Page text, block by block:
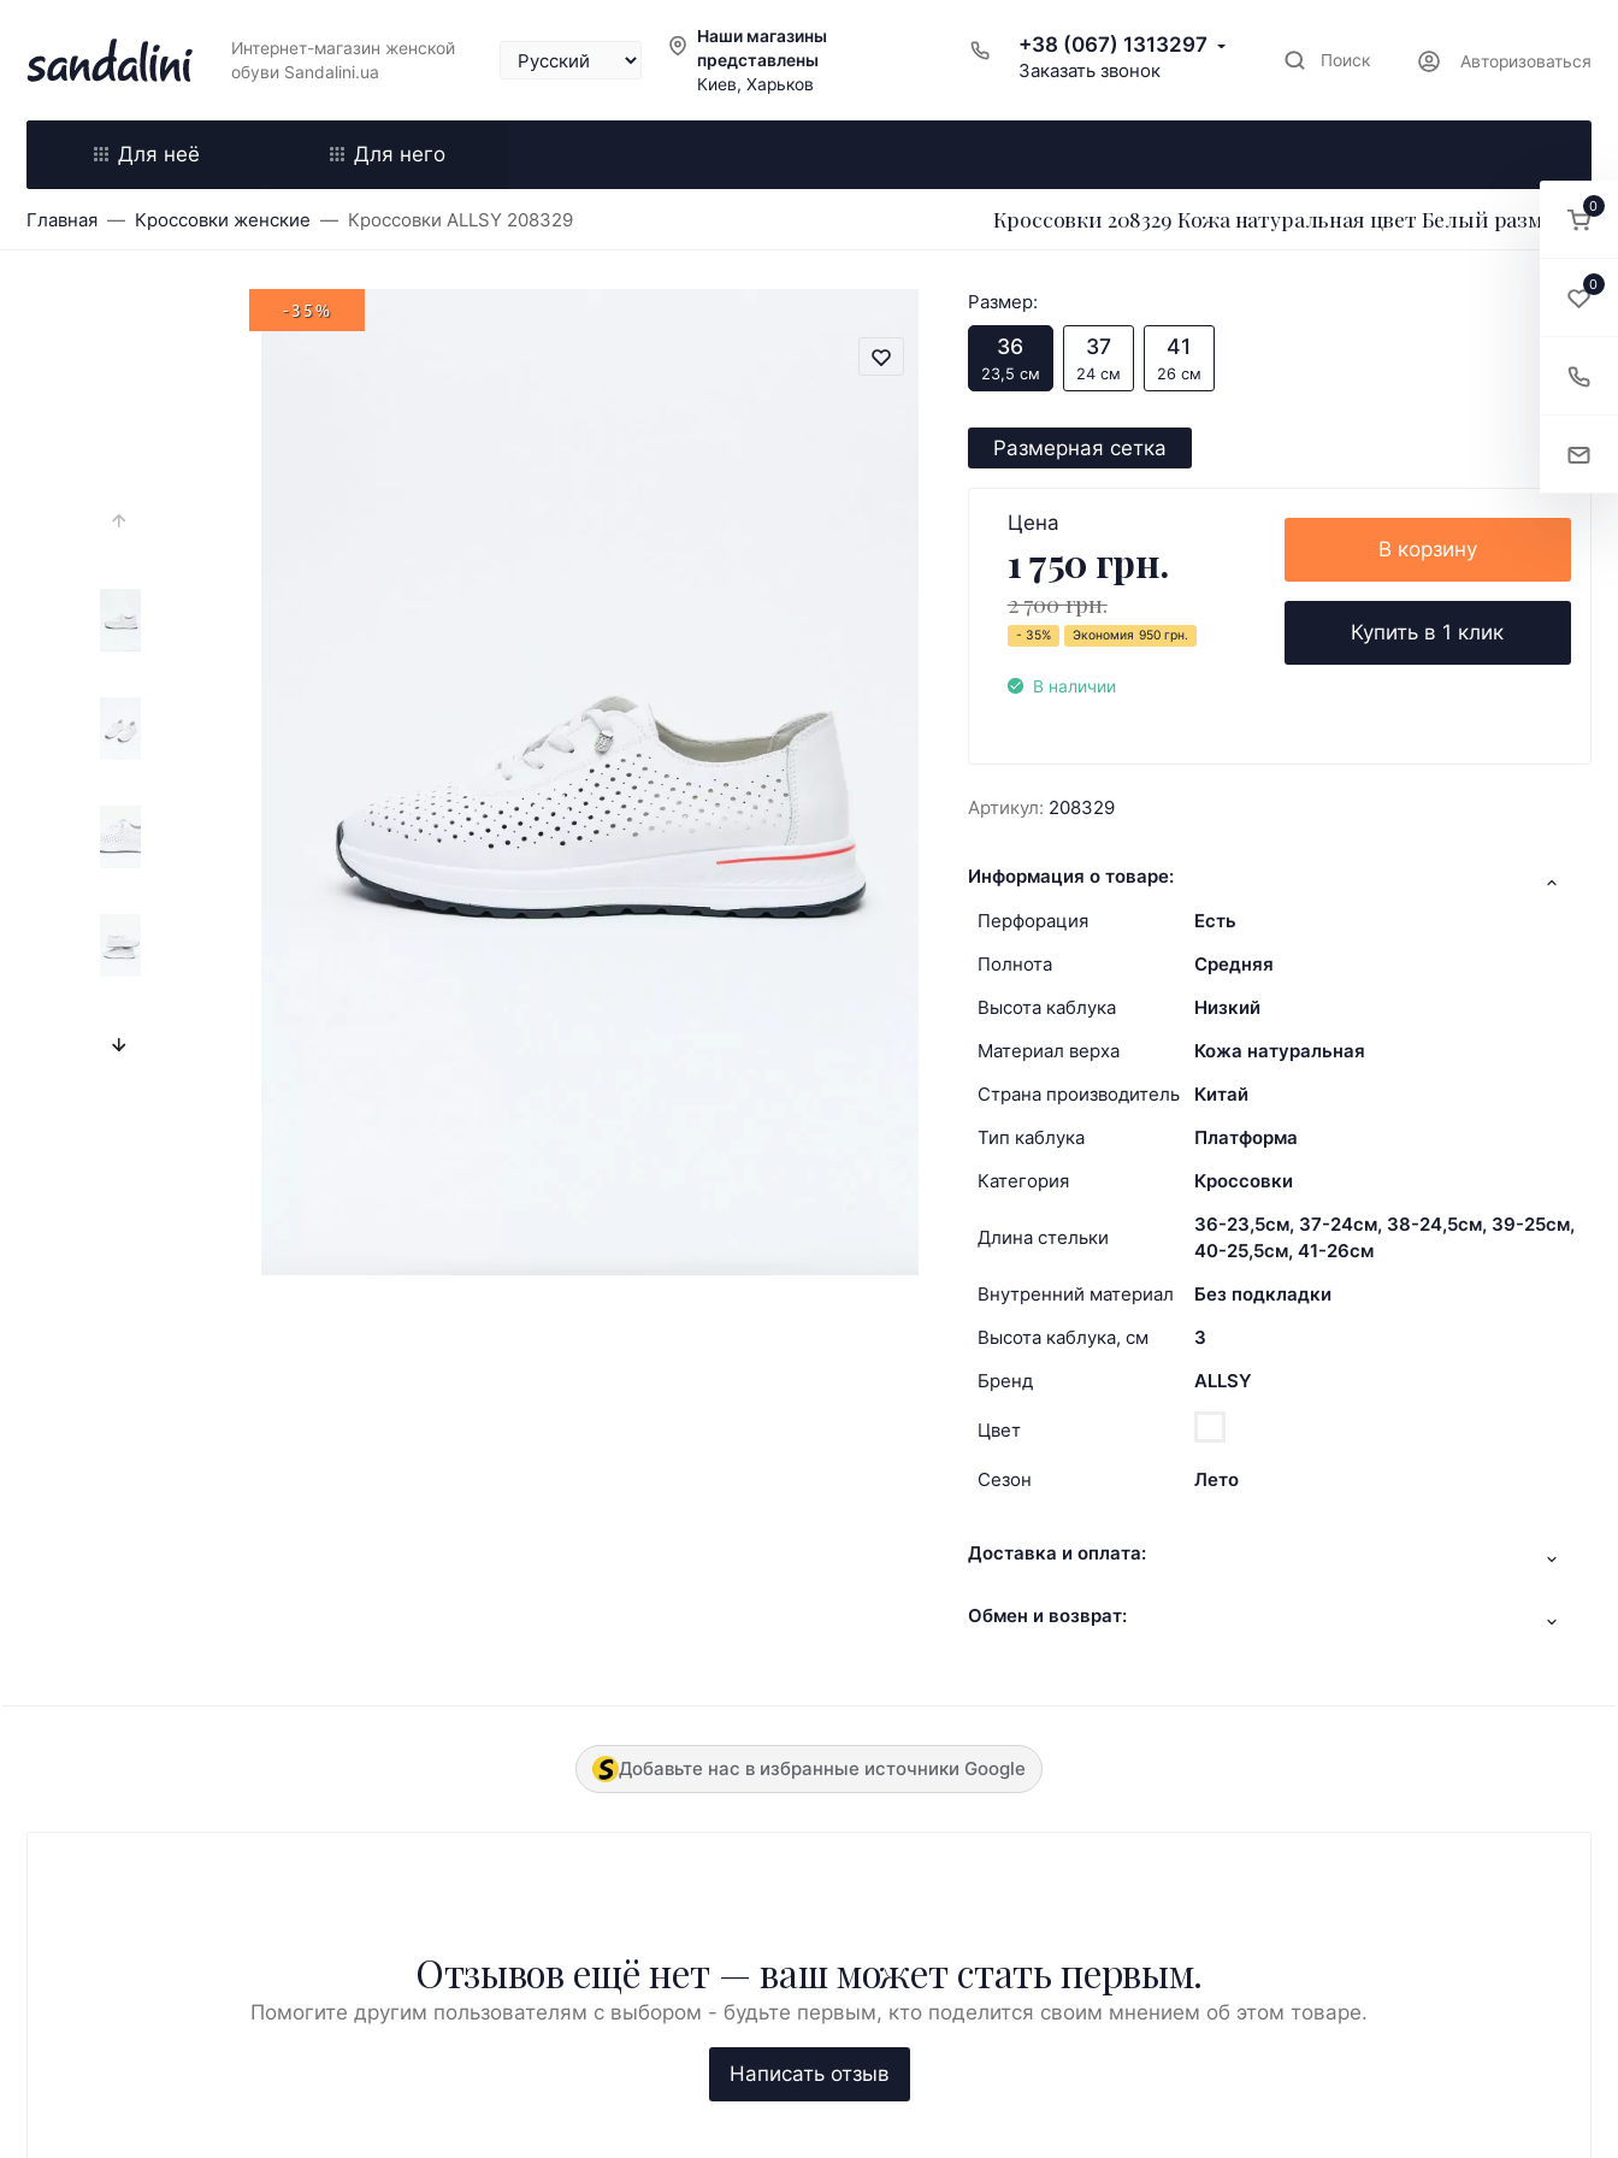
Интернет-магазин женской
обуви Sandalini.ua
Наши магазины
представлены
Киев, Харьков
+38 (067) 1313297
Заказать звонок Поиск Авторизоваться
Для неё Для него
Главная Кроссовки женские Кроссовки ALLSY 208329 Кроссовки 208329 Кожа натуральная цвет Белый размер 36
-35% Размер:
36
23,5 см
37
24 см
41
26 см
Размерная сетка
Цена
1 750 грн.
2 700 грн.
- 35% Экономия 950 грн.
В наличии
В корзину
Купить в 1 клик
Артикул: 208329
Информация о товаре:
Перфорация
Есть
Полнота
Средняя
Высота каблука
Низкий
Материал верха
Кожа натуральная
Страна производитель
Китай
Тип каблука
Платформа
Категория
Кроссовки
Длина стельки
36-23,5см, 37-24см, 38-24,5см, 39-25см,
40-25,5см, 41-26см
Внутренний материал
Без подкладки
Высота каблука, см
3
Бренд
ALLSY
Цвет
Сезон Лето
Доставка и оплата:
Обмен и возврат:
Добавьте нас в избранные источники Google
Отзывов ещё нет — ваш может стать первым.
Помогите другим пользователям с выбором - будьте первым, кто поделится своим мнением об этом товаре.
0
0